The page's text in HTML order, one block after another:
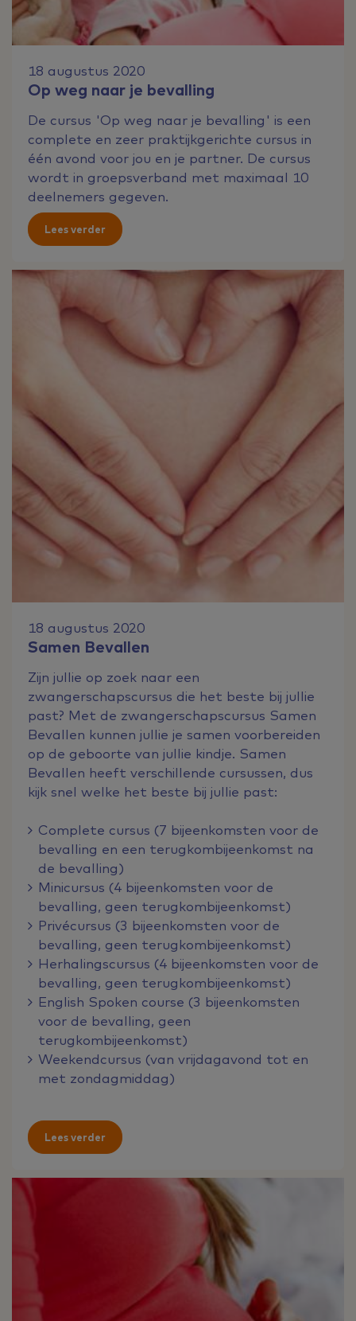
18 augustus 2020
Op weg naar je bevalling
De cursus 'Op weg naar je bevalling' is een
complete en zeer praktijkgerichte cursus in
één avond voor jou en je partner. De cursus
wordt in groepsverband met maximaal 10
deelnemers gegeven.
Lees verder
18 augustus 2020
Samen Bevallen
Zijn jullie op zoek naar een
zwangerschapscursus die het beste bij jullie
past? Met de zwangerschapscursus Samen
Bevallen kunnen jullie je samen voorbereiden
op de geboorte van jullie kindje. Samen
Bevallen heeft verschillende cursussen, dus
kijk snel welke het beste bij jullie past:
Complete cursus (7 bijeenkomsten voor de
bevalling en een terugkombijeenkomst na
de bevalling)
Minicursus (4 bijeenkomsten voor de
bevalling, geen terugkombijeenkomst)
Privécursus (3 bijeenkomsten voor de
bevalling, geen terugkombijeenkomst)
Herhalingscursus (4 bijeenkomsten voor de
bevalling, geen terugkombijeenkomst)
English Spoken course (3 bijeenkomsten
voor de bevalling, geen
terugkombijeenkomst)
Weekendcursus (van vrijdagavond tot en
met zondagmiddag)
Lees verder